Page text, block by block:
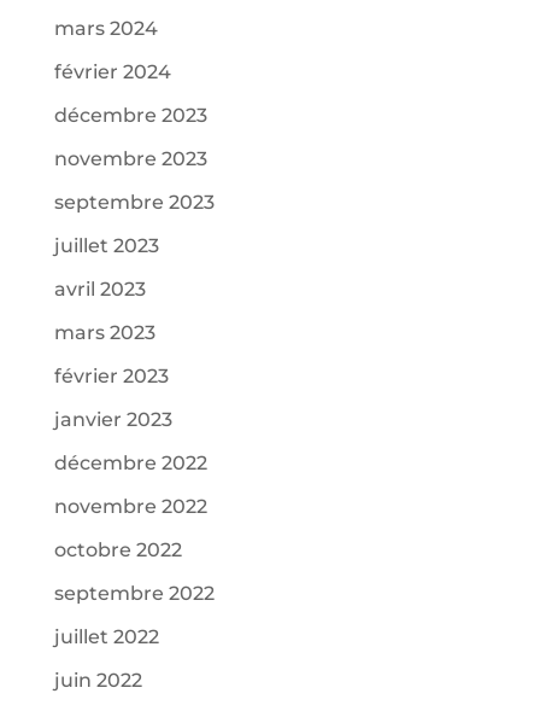
mars 2024
février 2024
décembre 2023
novembre 2023
septembre 2023
juillet 2023
avril 2023
mars 2023
février 2023
janvier 2023
décembre 2022
novembre 2022
octobre 2022
septembre 2022
juillet 2022
juin 2022